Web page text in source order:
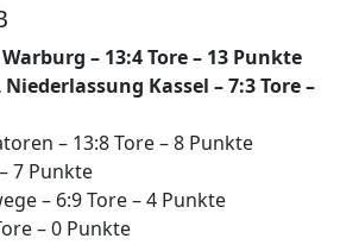
– 13:4 Tore – 13 Punkte
Kassel – 7:3 Tore –
– 13:8 Tore – 8 Punkte
7 Punkte
– 6:9 Tore – 4 Punkte
– 0 Punkte